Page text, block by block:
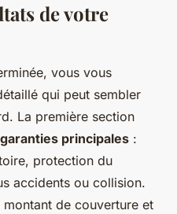
de votre
vous vous
qui peut sembler
La première section
garanties principales :
protection du
accidents ou collision.
de couverture et